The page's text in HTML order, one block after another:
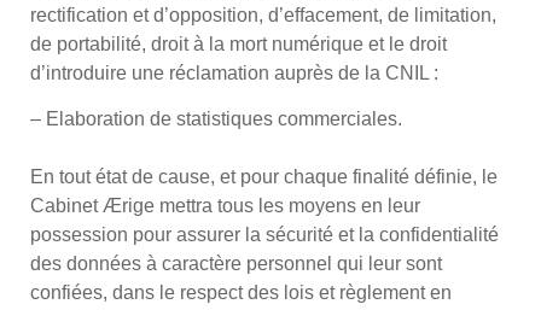
rectification et d’opposition, d’effacement, de limitation,
de portabilité, droit à la mort numérique et le droit
d’introduire une réclamation auprès de la CNIL :
– Elaboration de statistiques commerciales.
En tout état de cause, et pour chaque finalité définie, le
Cabinet Ærige mettra tous les moyens en leur
possession pour assurer la sécurité et la confidentialité
des données à caractère personnel qui leur sont
confiées, dans le respect des lois et règlement en